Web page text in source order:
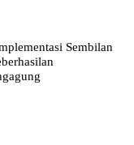
Sembilan